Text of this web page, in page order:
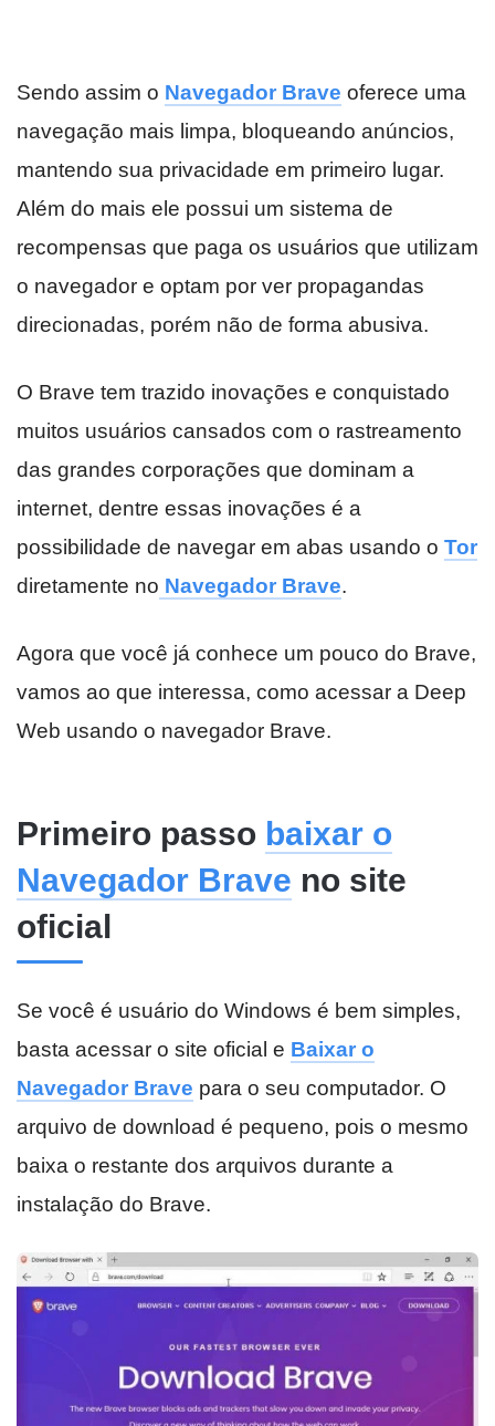
Sendo assim o Navegador Brave oferece uma
navegação mais limpa, bloqueando anúncios,
mantendo sua privacidade em primeiro lugar.
Além do mais ele possui um sistema de
recompensas que paga os usuários que utilizam
o navegador e optam por ver propagandas
direcionadas, porém não de forma abusiva.
O Brave tem trazido inovações e conquistado
muitos usuários cansados com o rastreamento
das grandes corporações que dominam a
internet, dentre essas inovações é a
possibilidade de navegar em abas usando o Tor
diretamente no Navegador Brave.
Agora que você já conhece um pouco do Brave,
vamos ao que interessa, como acessar a Deep
Web usando o navegador Brave.
Primeiro passo baixar o
Navegador Brave no site
oficial
Se você é usuário do Windows é bem simples,
basta acessar o site oficial e Baixar o
Navegador Brave para o seu computador. O
arquivo de download é pequeno, pois o mesmo
baixa o restante dos arquivos durante a
instalação do Brave.